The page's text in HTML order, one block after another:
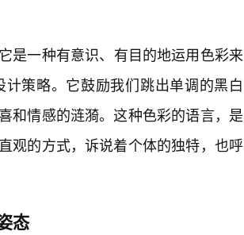
是一种有意识、有目的地运用色彩来
策略。它鼓励我们跳出单调的黑白
和情感的涟漪。这种色彩的语言，是
观的方式，诉说着个体的独特，也呼
态